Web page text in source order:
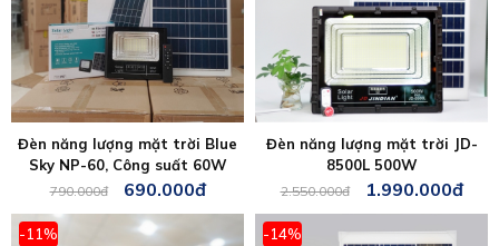
Đèn năng lượng mặt trời Blue
Sky NP-60, Công suất 60W
790.000đ 690.000đ
Đèn năng lượng mặt trời JD-
8500L 500W
2.550.000đ 1.990.000đ
-11% -14%